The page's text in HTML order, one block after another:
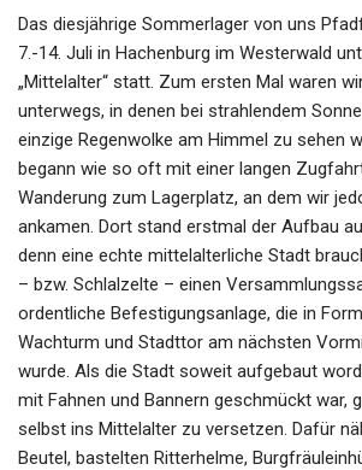
Das diesjährige Sommerlager von uns
7.-14. Juli in Hachenburg im Westerwald
„Mittelalter“ statt. Zum ersten Mal waren
unterwegs, in denen bei strahlendem
einzige Regenwolke am Himmel zu sehen
begann wie so oft mit einer langen
Wanderung zum Lagerplatz, an dem wir
ankamen. Dort stand erstmal der Aufbau
denn eine echte mittelalterliche Stadt
– bzw. Schlalzelte – einen
ordentliche Befestigungsanlage, die in
Wachturm und Stadttor am nächsten
wurde. Als die Stadt soweit aufgebaut
mit Fahnen und Bannern geschmückt war,
selbst ins Mittelalter zu versetzen. Dafür
Beutel, bastelten Ritterhelme,